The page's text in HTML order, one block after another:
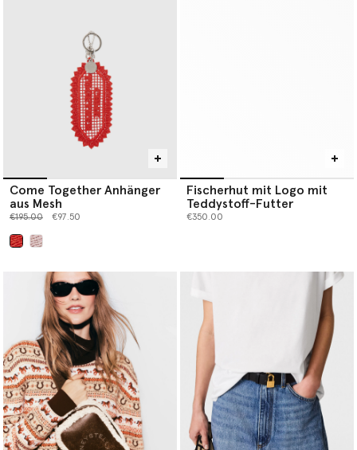
Come Together Anhänger
aus Mesh
Preis reduziert von
€195.00bis€97.50
Fischerhut mit Logo mit
Teddystoff-Futter
€350.00